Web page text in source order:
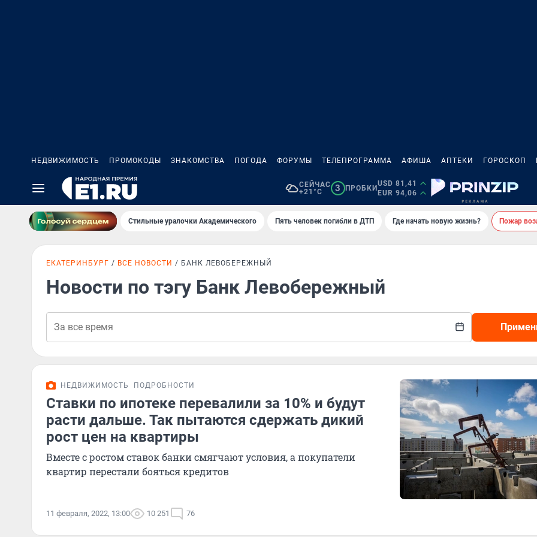
НЕДВИЖИМОСТЬ ПРОМОКОДЫ ЗНАКОМСТВА ПОГОДА ФОРУМЫ ТЕЛЕПРОГРАММА АФИША АПТЕКИ ГОРОСКОП
СЕЙЧАС
+21°C
3 ПРОБКИ
USD 81,41
EUR 94,06
Стильные уралочки Академического Пять человек погибли в ДТП Где начать новую жизнь? Пожар
ЕКАТЕРИНБУРГ ВСЕ НОВОСТИ БАНК ЛЕВОБЕРЕЖНЫЙ
Новости по тэгу Банк Левобережный
НЕДВИЖИМОСТЬ ПОДРОБНОСТИ
Ставки по ипотеке перевалили за 10% и будут
расти дальше. Так пытаются сдержать дикий
рост цен на квартиры
Вместе с ростом ставок банки смягчают условия, а покупатели
квартир перестали бояться кредитов
11 февраля, 2022, 13:00 10 251 76